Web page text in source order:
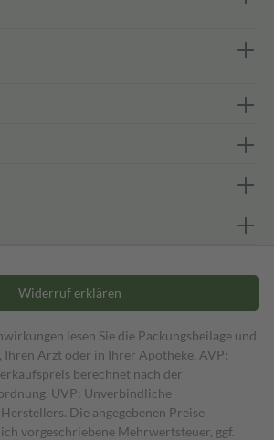
Widerruf erklären
lesen Sie die Packungsbeilage und
Ihren Arzt oder in Ihrer Apotheke. AVP:
berechnet nach der
UVP: Unverbindliche
Die angegebenen Preise
vorgeschriebene Mehrwertsteuer, ggf.